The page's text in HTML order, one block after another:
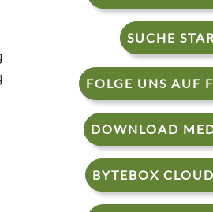
SUCHE
FOLGE UNS AUF
DOWNLOAD
BYTEBOX